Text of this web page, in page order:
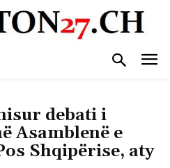
debati i
Asamblenë e
Shqipërise, aty